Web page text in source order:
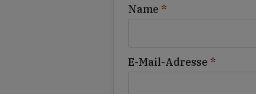
Name *
E-Mail-Adresse *